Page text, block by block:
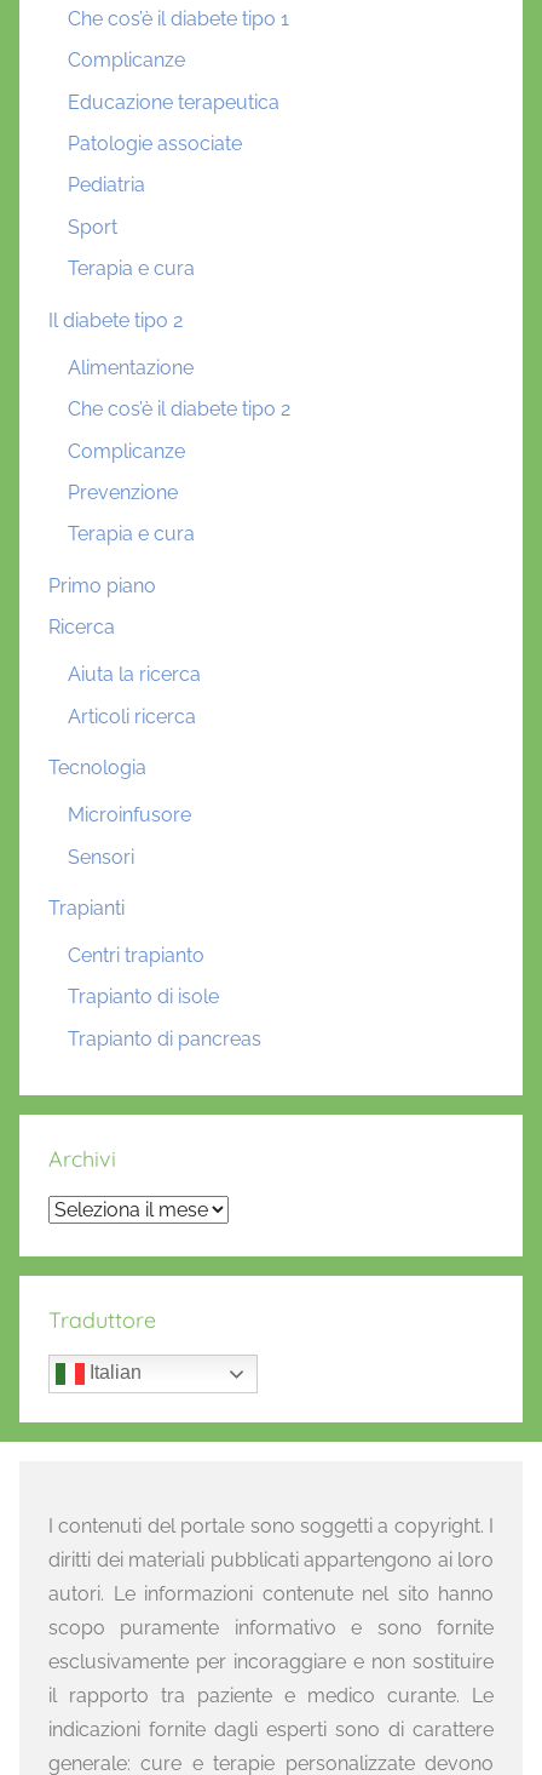
Che cos’è il diabete tipo 1
Complicanze
Educazione terapeutica
Patologie associate
Pediatria
Sport
Terapia e cura
Il diabete tipo 2
Alimentazione
Che cos’è il diabete tipo 2
Complicanze
Prevenzione
Terapia e cura
Primo piano
Ricerca
Aiuta la ricerca
Articoli ricerca
Tecnologia
Microinfusore
Sensori
Trapianti
Centri trapianto
Trapianto di isole
Trapianto di pancreas
Archivi
Archivi
Traduttore
Italian
I contenuti del portale sono soggetti a copyright. I
diritti dei materiali pubblicati appartengono ai loro
autori. Le informazioni contenute nel sito hanno
scopo puramente informativo e sono fornite
esclusivamente per incoraggiare e non sostituire
il rapporto tra paziente e medico curante. Le
indicazioni fornite dagli esperti sono di carattere
generale: cure e terapie personalizzate devono